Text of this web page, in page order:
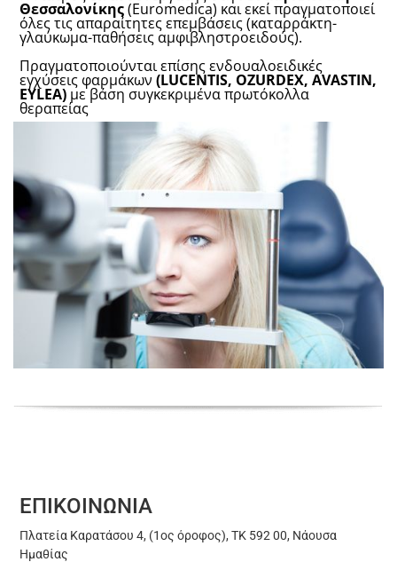
Θεσσαλονίκης(Euromedica) και εκεί πραγματοποιεί
όλες τις απαραίτητες επεμβάσεις (καταρράκτη-
γλαύκωμα-παθήσεις αμφιβληστροειδούς).
Πραγματοποιούνται επίσης ενδουαλοειδικές
εγχύσεις φαρμάκων (LUCENTIS, OZURDEX, AVASTIN,
EYLEA) με βάση συγκεκριμένα πρωτόκολλα
θεραπείας
ΕΠΙΚΟΙΝΩΝΙΑ
Πλατεία Καρατάσου 4, (1ος όροφος), ΤΚ 592 00, Νάουσα
Ημαθίας